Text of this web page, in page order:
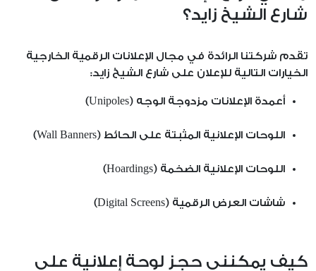
شارع الشيخ زايد؟
تقدم شركتنا الرائدة في مجال الإعلانات الرقمية الخارجية
الخيارات التالية للإعلان على شارع الشيخ زايد:
أعمدة الإعلانات مزدوجة الوجه (Unipoles)
اللوحات الإعلانية المثبتة على الحائط (Wall Banners)
اللوحات الإعلانية الضخمة (Hoardings)
شاشات العرض الرقمية (Digital Screens)
كيف يمكنني حجز لوحة إعلانية على